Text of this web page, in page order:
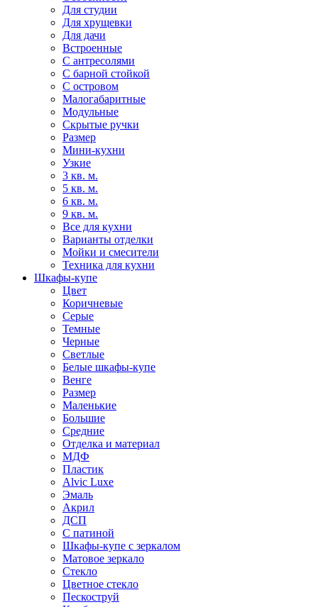
Для студии
Для хрущевки
Для дачи
Встроенные
С антресолями
С барной стойкой
С островом
Малогабаритные
Модульные
Скрытые ручки
Размер
Мини-кухни
Узкие
3 кв. м.
5 кв. м.
6 кв. м.
9 кв. м.
Все для кухни
Варианты отделки
Мойки и смесители
Техника для кухни
Шкафы-купе
Цвет
Коричневые
Серые
Темные
Черные
Светлые
Белые шкафы-купе
Венге
Размер
Маленькие
Большие
Средние
Отделка и материал
МДФ
Пластик
Alvic Luxe
Эмаль
Акрил
ДСП
С патиной
Шкафы-купе с зеркалом
Матовое зеркало
Стекло
Цветное стекло
Пескоструй